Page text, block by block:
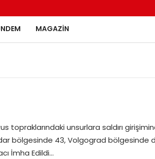
MAGAZIN
topraklarındaki unsurlara saldırı
bölgesinde 43, Volgograd bölgesinde
İmha Edildi…